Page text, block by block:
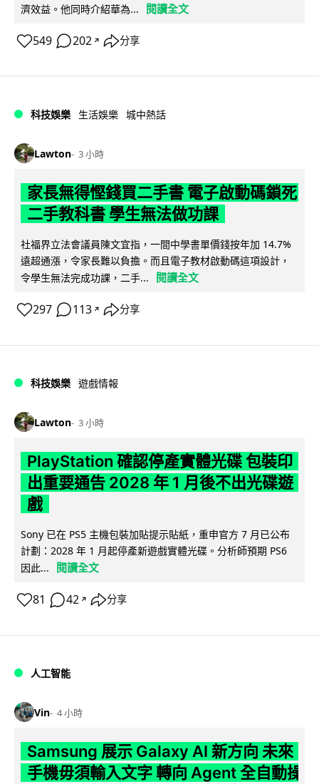
濟效益。他同時介紹華為...
閱讀全文
549 202 ↗ 分享
科技娛樂 生活娛樂 城中熱話
Lawton 3 小時
家長無得慳錢買二手書 電子啟動碼鎖死
二手教科書 學生無法做功課
社福界立法會議員陳文宜指，一間中學書單價錢按年加 14.7%
遠超通漲，令家長難以負擔。而且電子教材啟動碼這項設計，
令學生無法完成功課，二手...
閱讀全文
297 113 ↗ 分享
科技娛樂 遊戲情報
Lawton 3 小時
PlayStation 確認停產實體光碟 包裝印
出重要通告 2028 年 1 月後不出光碟遊
戲
Sony 已在 PS5 主機包裝加貼提示貼紙，重申官方 7 月已公布
計劃：2028 年 1 月起停產新遊戲實體光碟。分析師預期 PS6
因此...
閱讀全文
81 42 ↗ 分享
人工智能
Vin 4 小時
Samsung 展示 Galaxy AI 新方向 未來
手機毋須輸入文字 轉向 Agent 全自動操